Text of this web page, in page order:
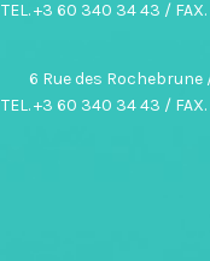
TEL. +3 60 340 34 43 /
6 Rue des Rochebrune
TEL. +3 60 340 34 43 /